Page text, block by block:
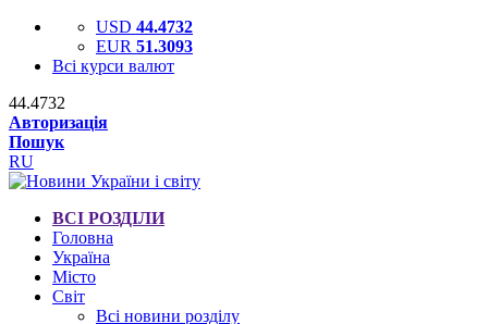
USD 44.4732
EUR 51.3093
Всі курси валют
44.4732
Авторизація
Пошук
RU
ВСІ РОЗДІЛИ
Головна
Україна
Місто
Світ
Всі новини розділу